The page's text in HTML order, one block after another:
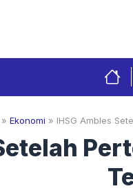
» Ekonomi » IHSG Ambles